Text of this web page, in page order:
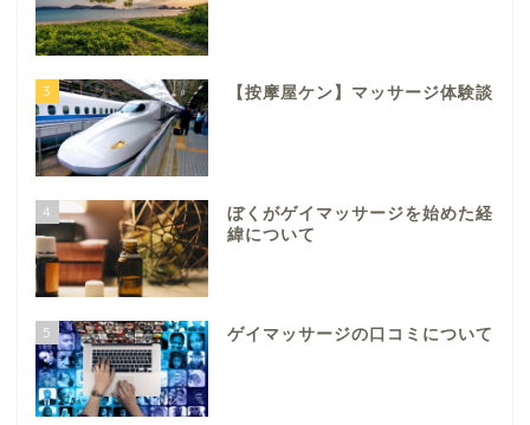
3 【按摩屋ケン】マッサージ体験談
4
ぼくがゲイマッサージを始めた経
緯について
5 ゲイマッサージの口コミについて